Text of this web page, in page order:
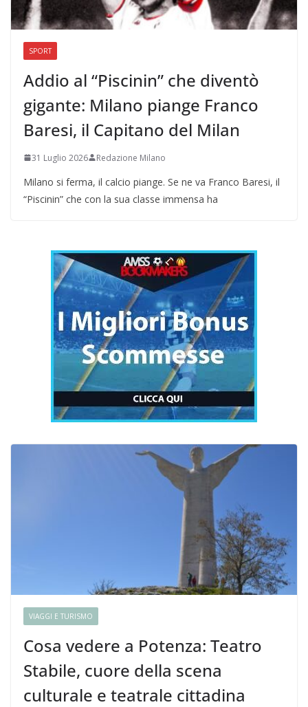
SPORT
Addio al “Piscinin” che diventò
gigante: Milano piange Franco
Baresi, il Capitano del Milan
31 Luglio 2026 Redazione Milano
Milano si ferma, il calcio piange. Se ne va Franco Baresi, il
“Piscinin” che con la sua classe immensa ha
VIAGGI E TURISMO
Cosa vedere a Potenza: Teatro
Stabile, cuore della scena
culturale e teatrale cittadina